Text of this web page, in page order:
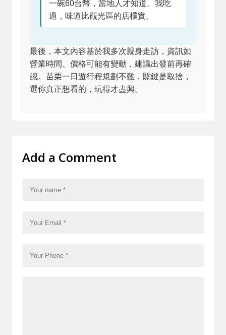
一碗60台幣，當地人才知道。我吃
過，味道比觀光區的店樸實。
最後，本文內容基於我多次親身走訪，資訊如
營業時間、價格可能有變動，建議出發前再確
認。苗栗一日遊行程規劃不難，關鍵是取捨，
選你真正想看的，玩得才盡興。
Add a Comment